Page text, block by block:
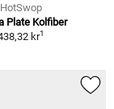
HotSwop
Plate Kolfiber
kr1